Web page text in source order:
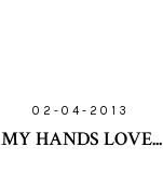
02-04-2013
MY HANDS LOVE...